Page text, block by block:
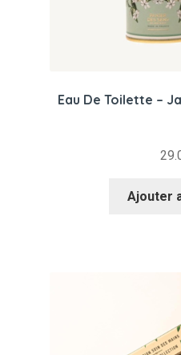
Eau De Toilette –
Ajouter